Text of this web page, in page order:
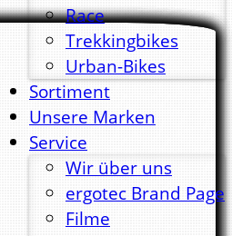
Race
Trekkingbikes
Urban-Bikes
Sortiment
Unsere Marken
Service
Wir über uns
ergotec Brand Page
Filme